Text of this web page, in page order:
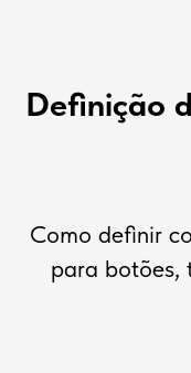
Definição
Como definir
para botões,